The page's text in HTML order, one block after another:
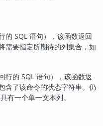
的 SQL 语句），该函数返回
需要指定所期待的列集合，如
行的 SQL 语句），该函数返
含了该命令的状态字符串。仍
有一个单一文本列。